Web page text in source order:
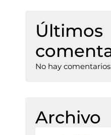
Últimos
No hay
Archivo